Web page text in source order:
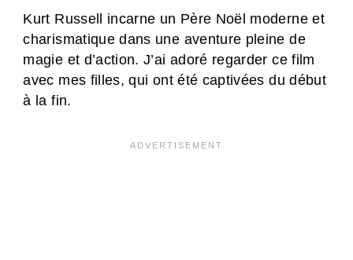
Kurt Russell incarne un Père Noël moderne et
charismatique dans une aventure pleine de
magie et d’action. J’ai adoré regarder ce film
avec mes filles, qui ont été captivées du début
à la fin.